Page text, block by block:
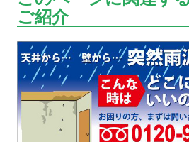
ご紹介